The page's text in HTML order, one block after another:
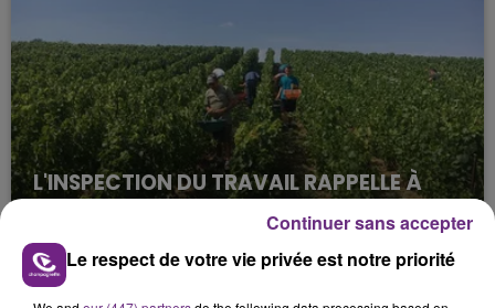
L'INSPECTION DU TRAVAIL RAPPELLE À
L'ORDRE SUR LES CONDITIONS DE...
Alors que les dates de début des vendange 2026
s'est avéré être plus précoce que prévu,
l'inspection du Travail en profite pour rappeler
Le respect de votre vie privée est notre priorité
Continuer sans accepter